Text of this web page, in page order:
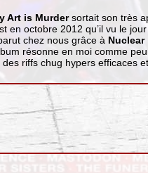
Art is Murdersortait son très
en octobre 2012 qu’il vu le
chez nous grâce à Nuclear
résonne en moi comme
riffs chug hypers efficaces